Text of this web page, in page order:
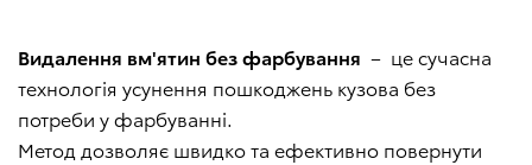
Видалення вм'ятин без фарбування – це сучасна
технологія усунення пошкоджень кузова без
потреби у фарбуванні.
Метод дозволяє швидко та ефективно повернути